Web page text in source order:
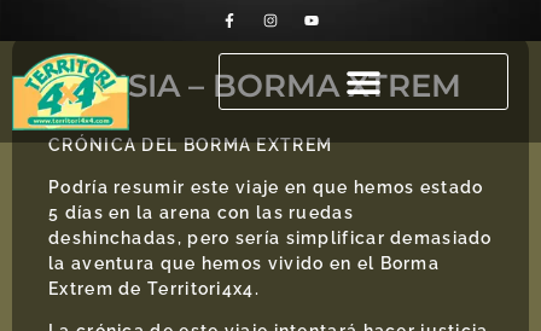
TUNISIA – BORMA XTREM
2008
CRÓNICA DEL BORMA EXTREM
Podría resumir este viaje en que hemos estado
5 días en la arena con las ruedas
deshinchadas, pero sería simplificar demasiado
la aventura que hemos vivido en el Borma
Extrem de Territori4x4.